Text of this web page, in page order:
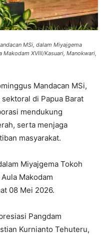
MSi, dalam Miyajgema
Makodam XVIII/Kasuari, Manokwari,
Mandacan MSi,
di Papua Barat
mendukung
serta menjaga
masyarakat.
Miyajgema Tokoh
Makodam
08 Mei 2026.
Pangdam
Kurnianto Tehuteru,